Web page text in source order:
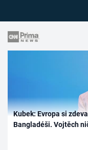
Kubek: Evropa si
Bangladéši. Vojtěch